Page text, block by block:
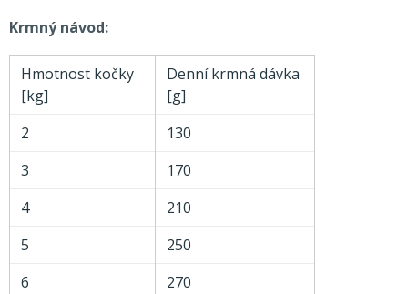
Krmný návod:
Hmotnost kočky
[kg]
Denní krmná dávka
[g]
2
130
3
170
4
210
5
250
6
270